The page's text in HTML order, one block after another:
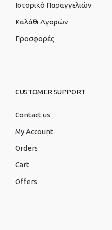
Ιστορικό Παραγγελιών
Καλάθι Αγορών
Προσφορές
CUSTOMER SUPPORT
Contact us
My Account
Orders
Cart
Offers